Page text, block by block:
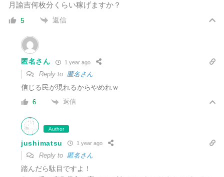
月諭吉何枚分くらい稼げますか？
5 返信
匿名さん 1 year ago
Reply to 匿名さん
信じる民が現れるからやめれｗ
6 返信
Author
jushimatsu 1 year ago
Reply to 匿名さん
踏んだら駄目ですよ！